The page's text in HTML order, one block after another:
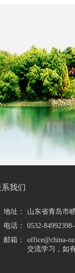
地址：
山东省青岛市
电话：
0532-
邮箱：
office@china-
交流学习，如
我们